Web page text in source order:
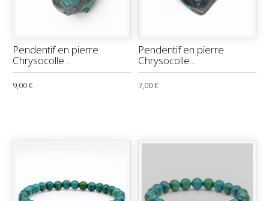
Pendentif en pierre
Chrysocolle...
9,00 €
Pendentif en pierre
Chrysocolle...
7,00 €